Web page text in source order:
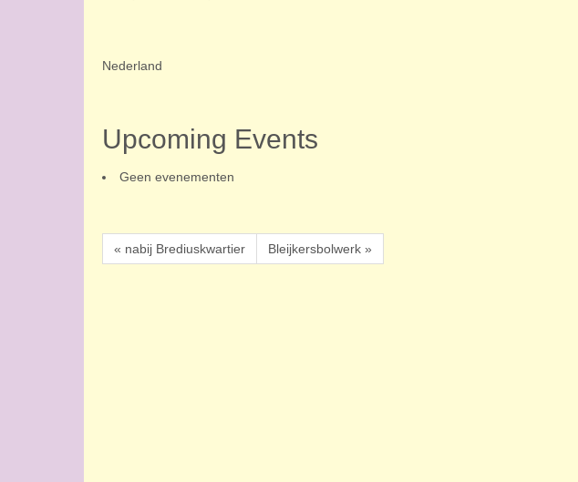
Nederland
Upcoming Events
Geen evenementen
« nabij Brediuskwartier Bleijkersbolwerk »